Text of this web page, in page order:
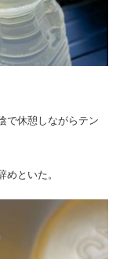
で休憩しながらテン
といた。